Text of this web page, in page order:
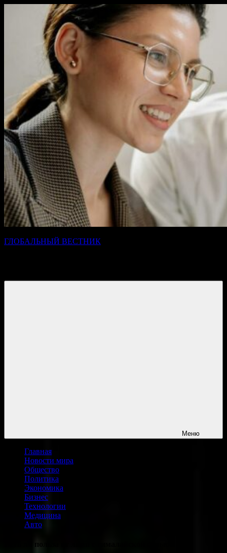
содержимому
ГЛОБАЛЬНЫЙ ВЕСТНИК
Меню
Главная
Новости мира
Общество
Политика
Экономика
Бизнес
Технологии
Медицина
Авто
Есть ли польза от ламп с гималайской солью